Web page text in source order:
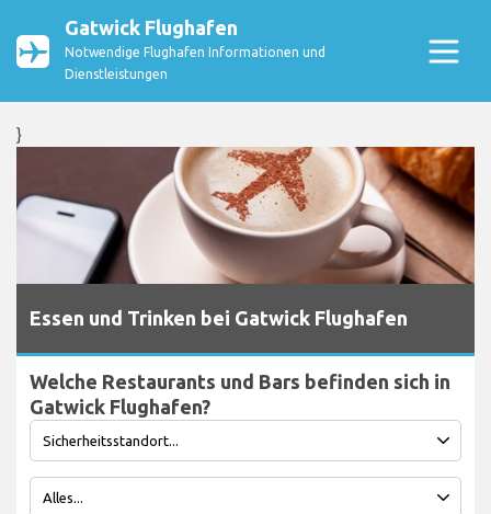
Gatwick Flughafen
Notwendige Flughafen Informationen und
Dienstleistungen
}
Essen und Trinken bei Gatwick Flughafen
Welche Restaurants und Bars befinden sich in
Gatwick Flughafen?